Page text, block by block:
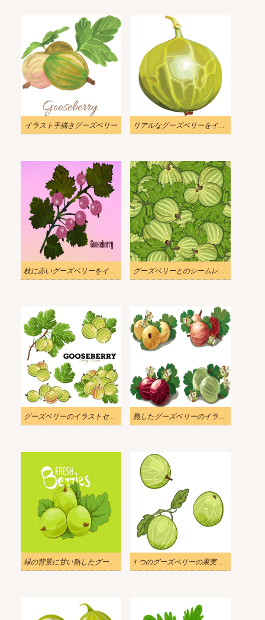
イラスト手描きグーズベリー リアルなグーズベリーをイラストします
枝に赤いグーズベリーをイラストします グーズベリーとのシームレスなパターンを図します
グーズベリーのイラストセット 熟したグーズベリーのイラストセット
緑の背景に甘い熟したグーズベリーをイラストします 3 つのグーズベリーの果実を図示します